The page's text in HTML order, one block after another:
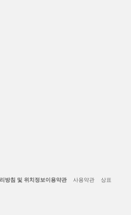
방침 및 위치정보이용약관 사용약관 상표